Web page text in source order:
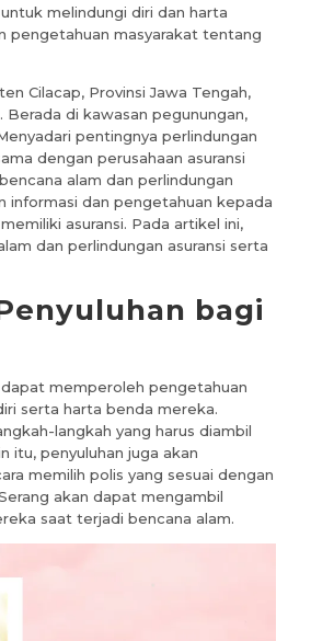
melindungi diri dan harta
pengetahuan masyarakat tentang
Cilacap, Provinsi Jawa Tengah,
di kawasan pegunungan,
pentingnya perlindungan
dengan perusahaan asuransi
alam dan perlindungan
informasi dan pengetahuan kepada
asuransi. Pada artikel ini,
dan perlindungan asuransi serta
bagi
dapat memperoleh pengetahuan
serta harta benda mereka.
langkah yang harus diambil
itu, penyuluhan juga akan
memilih polis yang sesuai dengan
akan dapat mengambil
saat terjadi bencana alam.